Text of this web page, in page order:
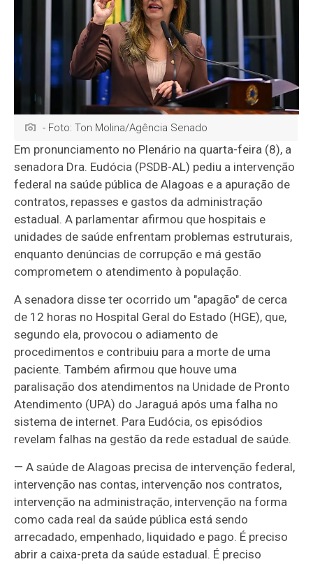
- Foto: Ton Molina/Agência Senado
Em pronunciamento no Plenário na quarta-feira (8), a
senadora Dra. Eudócia (PSDB-AL) pediu a intervenção
federal na saúde pública de Alagoas e a apuração de
contratos, repasses e gastos da administração
estadual. A parlamentar afirmou que hospitais e
unidades de saúde enfrentam problemas estruturais,
enquanto denúncias de corrupção e má gestão
comprometem o atendimento à população.
A senadora disse ter ocorrido um "apagão" de cerca
de 12 horas no Hospital Geral do Estado (HGE), que,
segundo ela, provocou o adiamento de
procedimentos e contribuiu para a morte de uma
paciente. Também afirmou que houve uma
paralisação dos atendimentos na Unidade de Pronto
Atendimento (UPA) do Jaraguá após uma falha no
sistema de internet. Para Eudócia, os episódios
revelam falhas na gestão da rede estadual de saúde.
— A saúde de Alagoas precisa de intervenção federal,
intervenção nas contas, intervenção nos contratos,
intervenção na administração, intervenção na forma
como cada real da saúde pública está sendo
arrecadado, empenhado, liquidado e pago. É preciso
abrir a caixa-preta da saúde estadual. É preciso